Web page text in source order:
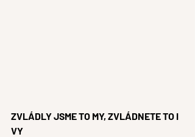
ZVLÁDLY JSME TO MY, ZVLÁDNETE TO I
VY